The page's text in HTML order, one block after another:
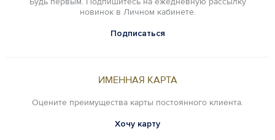
новинок в Личном кабинете.
Подписаться
ИМЕННАЯ КАРТА
Оцените преимущества карты постоянного клиента.
Хочу карту